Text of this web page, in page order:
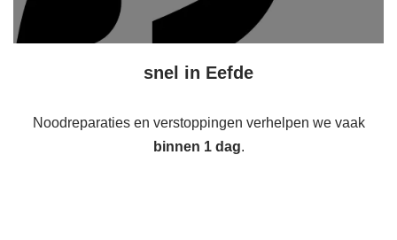
snel in Eefde
Noodreparaties en verstoppingen verhelpen we vaak
binnen 1 dag.